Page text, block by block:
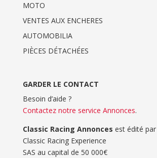
MOTO
VENTES AUX ENCHERES
AUTOMOBILIA
PIÈCES DÉTACHÉES
GARDER LE CONTACT
Besoin d’aide ?
Contactez notre service Annonces.
Classic Racing Annonces est édité par
Classic Racing Experience
SAS au capital de 50 000€